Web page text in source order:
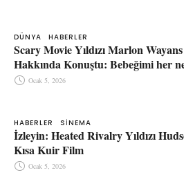
DÜNYA HABERLER
Scary Movie Yıldızı Marlon
Hakkında Konuştu: Bebeğimi her
Ocak 5, 2026
HABERLER SINEMA
İzleyin: Heated Rivalry Yıldızı
Kısa Kuir Film
Ocak 5, 2026